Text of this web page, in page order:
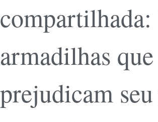
compartilhada:
armadilhas que
prejudicam